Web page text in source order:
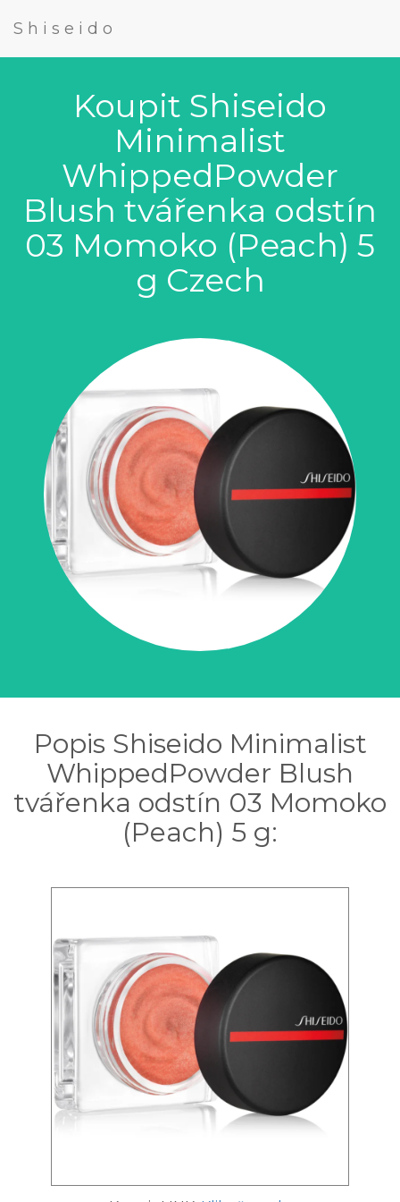
Shiseido
Koupit Shiseido
Minimalist
WhippedPowder
Blush tvářenka odstín
03 Momoko (Peach) 5
g Czech
Popis Shiseido Minimalist
WhippedPowder Blush
tvářenka odstín 03 Momoko
(Peach) 5 g: